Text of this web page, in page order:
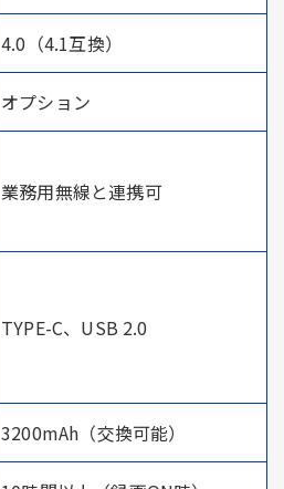
4.0（4.1互換）
オプション
業務用無線と連携可
TYPE-C、USB 2.0
3200mAh（交換可能）